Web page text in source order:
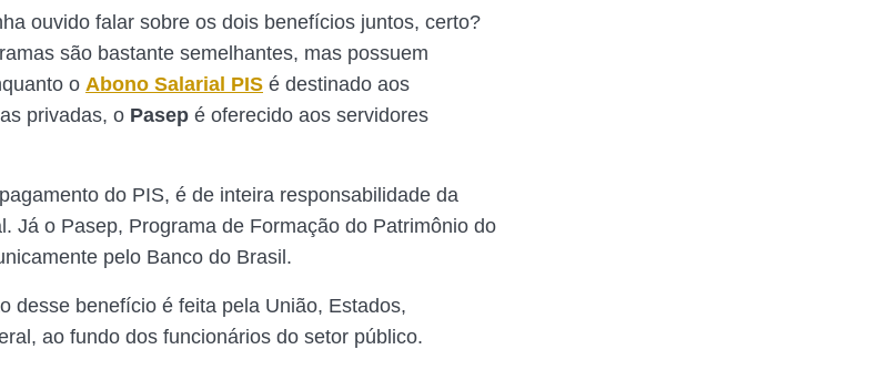
ouvido falar sobre os dois benefícios juntos, certo?
são bastante semelhantes, mas possuem
o Abono Salarial PIS é destinado aos
privadas, o Pasep é oferecido aos servidores
do PIS, é de inteira responsabilidade da
Já o Pasep, Programa de Formação do Patrimônio do
pelo Banco do Brasil.
desse benefício é feita pela União, Estados,
ao fundo dos funcionários do setor público.